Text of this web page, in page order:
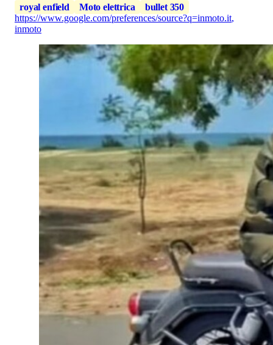
royal enfield
Moto elettrica
bullet 350
https://www.google.com/preferences/source?q=inmoto.it,
inmoto